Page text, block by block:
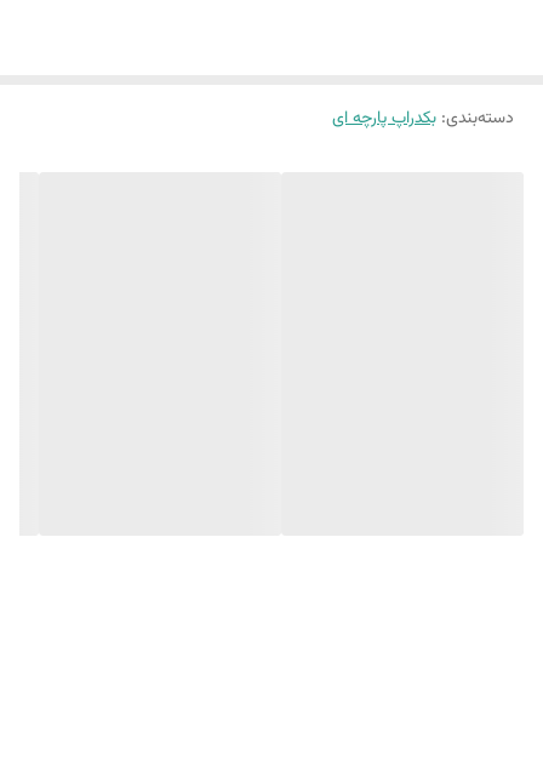
10 الی 15 درصد تفاوت در چاپ وجود دارد
دسته‌بندی: بکدراپ پارچه ای